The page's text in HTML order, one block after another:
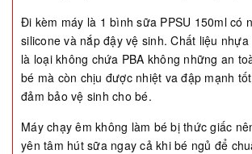
Đi kèm máy là 1 bình sữa PPSU 150ml có
silicone và nắp đậy vệ sinh. Chất liệu nhựa
là loại không chứa PBA không những an
bé mà còn chịu được nhiệt va đập mạnh
đảm bảo vệ sinh cho bé.
Máy chạy êm không làm bé bị thức giấc
yên tâm hút sữa ngay cả khi bé ngủ để